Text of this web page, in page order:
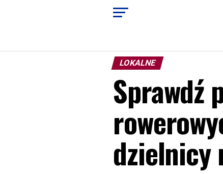
LOKALNE
Sprawdź
dzielnicy